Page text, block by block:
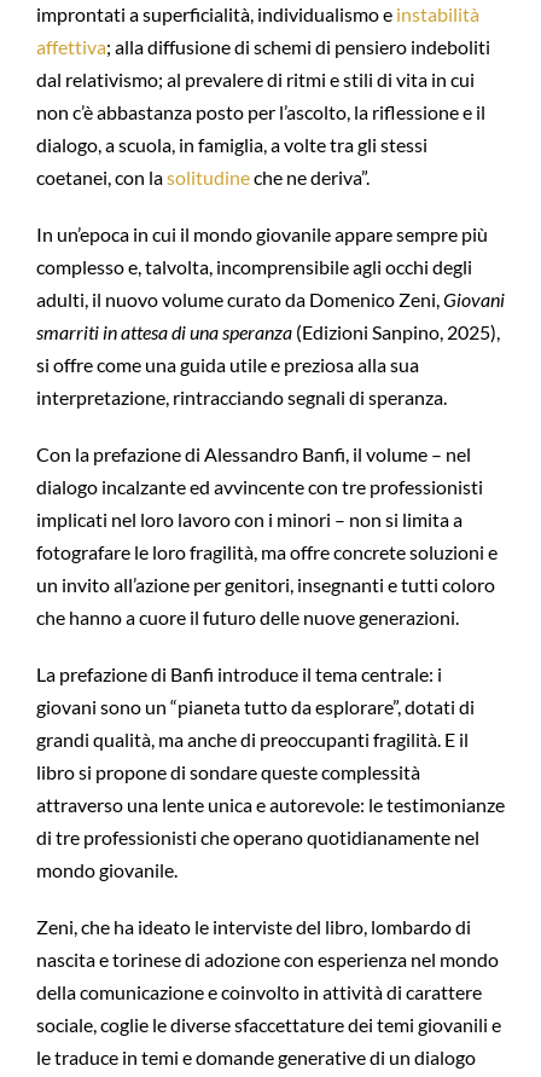
improntati a superficialità, individualismo e instabilità
affettiva; alla diffusione di schemi di pensiero indeboliti
dal relativismo; al prevalere di ritmi e stili di vita in cui
non c’è abbastanza posto per l’ascolto, la riflessione e il
dialogo, a scuola, in famiglia, a volte tra gli stessi
coetanei, con lasolitudineche ne deriva”.
In un’epoca in cui il mondo giovanile appare sempre più
complesso e, talvolta, incomprensibile agli occhi degli
adulti, il nuovo volume curato da Domenico Zeni,Giovani
smarriti in attesa di una speranza(Edizioni Sanpino, 2025),
si offre come una guida utile e preziosa alla sua
interpretazione, rintracciando segnali di speranza.
Con la prefazione di Alessandro Banfi, il volume – nel
dialogo incalzante ed avvincente con tre professionisti
implicati nel loro lavoro con i minori – non si limita a
fotografare le loro fragilità, ma offre concrete soluzioni e
un invito all’azione per genitori, insegnanti e tutti coloro
che hanno a cuore il futuro delle nuove generazioni.
La prefazione di Banfi introduce il tema centrale: i
giovani sono un “pianeta tutto da esplorare”, dotati di
grandi qualità, ma anche di preoccupanti fragilità. E il
libro si propone di sondare queste complessità
attraverso una lente unica e autorevole: le testimonianze
di tre professionisti che operano quotidianamente nel
mondo giovanile.
Zeni, che ha ideato le interviste del libro, lombardo di
nascita e torinese di adozione con esperienza nel mondo
della comunicazione e coinvolto in attività di carattere
sociale, coglie le diverse sfaccettature dei temi giovanili e
le traduce in temi e domande generative di un dialogo